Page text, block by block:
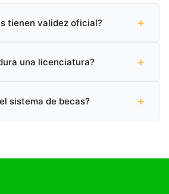
tienen validez oficial? +
de Educación Pública) en
una licenciatura? +
o completarla en el
sistema de becas? +